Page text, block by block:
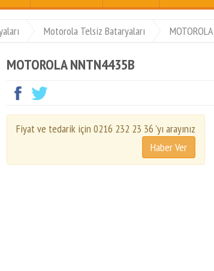
Motorola Telsiz Bataryaları MOTOROLA
MOTOROLA NNTN4435B
Fiyat ve tedarik için 0216 232 23 36 'yı arayınız